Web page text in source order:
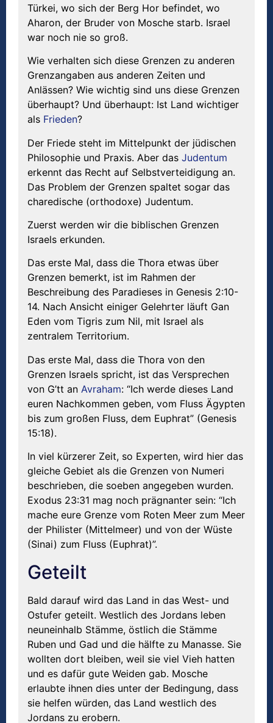
Türkei, wo sich der Berg Hor befindet, wo
Aharon, der Bruder von Mosche starb. Israel
war noch nie so groß.
Wie verhalten sich diese Grenzen zu anderen
Grenzangaben aus anderen Zeiten und
Anlässen? Wie wichtig sind uns diese Grenzen
überhaupt? Und überhaupt: Ist Land wichtiger
als Frieden?
Der Friede steht im Mittelpunkt der jüdischen
Philosophie und Praxis. Aber das Judentum
erkennt das Recht auf Selbstverteidigung an.
Das Problem der Grenzen spaltet sogar das
charedische (orthodoxe) Judentum.
Zuerst werden wir die biblischen Grenzen
Israels erkunden.
Das erste Mal, dass die Thora etwas über
Grenzen bemerkt, ist im Rahmen der
Beschreibung des Paradieses in Genesis 2:10-
14. Nach Ansicht einiger Gelehrter läuft Gan
Eden vom Tigris zum Nil, mit Israel als
zentralem Territorium.
Das erste Mal, dass die Thora von den
Grenzen Israels spricht, ist das Versprechen
von G’tt an Avraham: “Ich werde dieses Land
euren Nachkommen geben, vom Fluss Ägypten
bis zum großen Fluss, dem Euphrat” (Genesis
15:18).
In viel kürzerer Zeit, so Experten, wird hier das
gleiche Gebiet als die Grenzen von Numeri
beschrieben, die soeben angegeben wurden.
Exodus 23:31 mag noch prägnanter sein: “Ich
mache eure Grenze vom Roten Meer zum Meer
der Philister (Mittelmeer) und von der Wüste
(Sinai) zum Fluss (Euphrat)”.
Geteilt
Bald darauf wird das Land in das West- und
Ostufer geteilt. Westlich des Jordans leben
neuneinhalb Stämme, östlich die Stämme
Ruben und Gad und die hälfte zu Manasse. Sie
wollten dort bleiben, weil sie viel Vieh hatten
und es dafür gute Weiden gab. Mosche
erlaubte ihnen dies unter der Bedingung, dass
sie helfen würden, das Land westlich des
Jordans zu erobern.